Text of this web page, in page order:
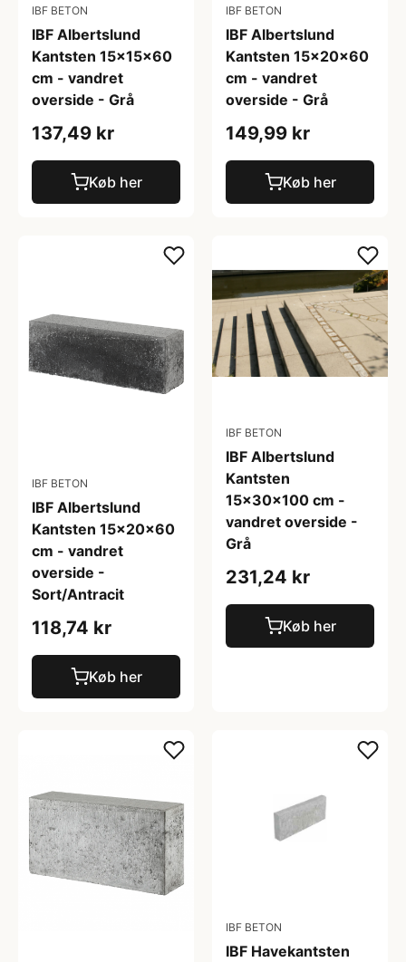
IBF BETON
IBF Albertslund
Kantsten 15x15x60
cm - vandret
overside - Grå
137,49 kr
Køb her
IBF BETON
IBF Albertslund
Kantsten 15x20x60
cm - vandret
overside - Grå
149,99 kr
Køb her
IBF BETON
IBF Albertslund
Kantsten 15x20x60
cm - vandret
overside -
Sort/Antracit
118,74 kr
Køb her
IBF BETON
IBF Albertslund
Kantsten
15x30x100 cm -
vandret overside -
Grå
231,24 kr
Køb her
IBF BETON
IBF Havekantsten